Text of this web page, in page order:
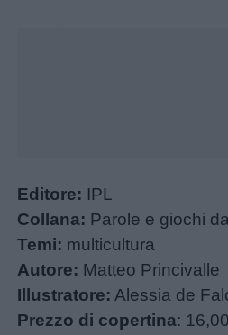
positiva
Editore: IPL
Collana: Parole e giochi
Temi: multicultura
Autore: Matteo Princivalle
Illustratore: Alessia de
Prezzo di copertina: